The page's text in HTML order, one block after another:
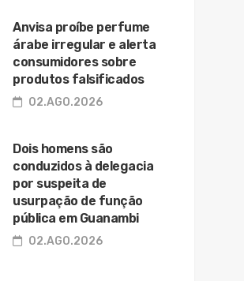
Anvisa proíbe perfume
árabe irregular e alerta
consumidores sobre
produtos falsificados
02.AGO.2026
Dois homens são
conduzidos à delegacia
por suspeita de
usurpação de função
pública em Guanambi
02.AGO.2026